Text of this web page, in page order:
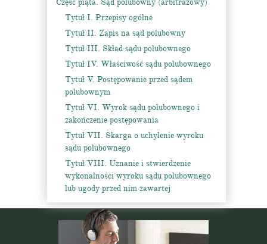
Część piąta. Sąd polubowny (arbitrażowy)
Tytuł I. Przepisy ogólne
Tytuł II. Zapis na sąd polubowny
Tytuł III. Skład sądu polubownego
Tytuł IV. Właściwość sądu polubownego
Tytuł V. Postępowanie przed sądem
polubownym
Tytuł VI. Wyrok sądu polubownego i
zakończenie postępowania
Tytuł VII. Skarga o uchylenie wyroku
sądu polubownego
Tytuł VIII. Uznanie i stwierdzenie
wykonalności wyroku sądu polubownego
lub ugody przed nim zawartej